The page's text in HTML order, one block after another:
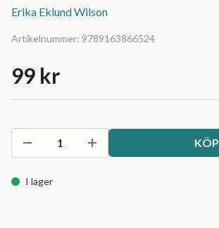
Erika Eklund Wilson
Artikelnummer: 9789163866524
99 kr
KÖP
I lager